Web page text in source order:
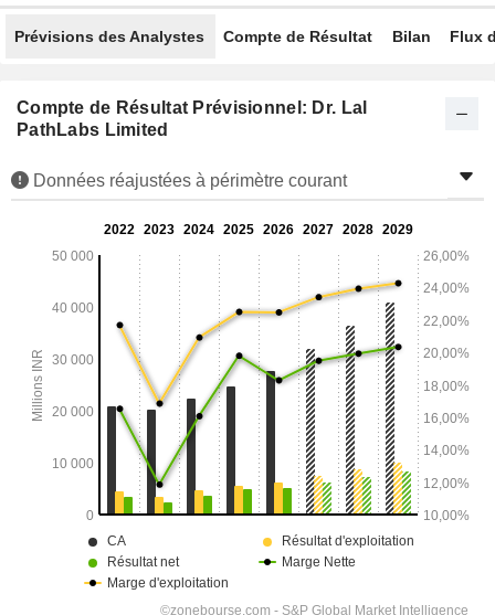
Prévisions des Analystes Compte de Résultat Bilan Flux
Compte de Résultat Prévisionnel: Dr. Lal
PathLabs Limited
Données réajustées à périmètre courant